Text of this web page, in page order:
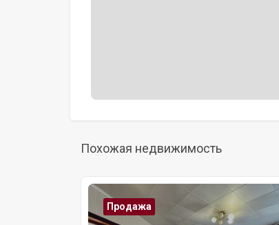
Похожая недвижимость
Продажа